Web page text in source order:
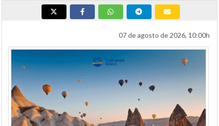
07 de agosto de 2026, 10:00h